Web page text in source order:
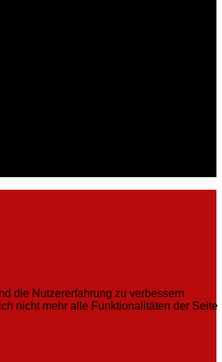
die Nutzererfahrung zu verbessern
nicht mehr alle Funktionalitäten der Seite